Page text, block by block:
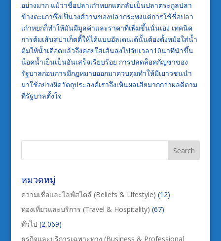
อย่างมาก แม้ว่าชื่อปลาเก๋าหยกแต่กลับเป็นปลาตระกูลปลา
ข้างตะเภาซึ่งเป็นวงศ์วานของปลากระพงแต่การใช้ชื่อปลา
เก๋าหยกก็ทำให้มันมีมูลค่าและราคาที่เพิ่มขึ้นนั่นเอง เทคนิค
การต้มเส้นสปาเก็ตตี้ให้ได้แบบอัลเดนเต้นั้นต้องตั้งหม้อใส่น้ำ
ต้มให้น้ำเดือดแล้วจึงค่อยใส่เส้นลงไปจับเวลา10นาทีนำขึ้น
น็อคน้ำเย็นเป็นอันเสร็จเรียบร้อย การปลดล็อคกัญชาของ
รัฐบาลก่อนการมีกฏหมายออกมาควบคุมทำให้มีเยาวชนนำ
มาใช้อย่างผิดวัตถุประสงค์เราจึงเห็นผลเสียมากกว่าผลดีตาม
ที่รัฐบาลตั้งใจ
หมวดหมู่
ความเชื่อและไลฟ์สไตล์ (Beliefs & Lifestyle) (12)
ท่องเที่ยวและบริการ (Travel & Hospitality) (67)
ทั่วไป (2,069)
ธุรกิจและบริการเฉพาะทาง (Business & Professional